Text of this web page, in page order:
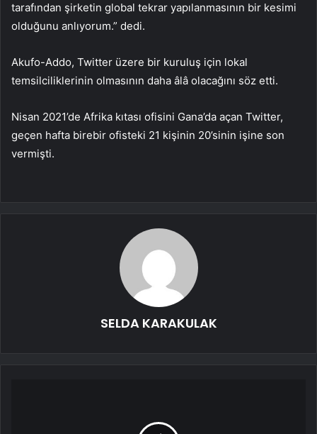
tarafından şirketin global tekrar yapılanmasının bir kesimi
olduğunu anlıyorum.” dedi.
Akufo-Addo, Twitter üzere bir kuruluş için lokal
temsilciliklerinin olmasının daha âlâ olacağını söz etti.
Nisan 2021’de Afrika kıtası ofisini Gana’da açan Twitter,
geçen hafta birebir ofisteki 21 kişinin 20’sinin işine son
vermişti.
SELDA KARAKULAK